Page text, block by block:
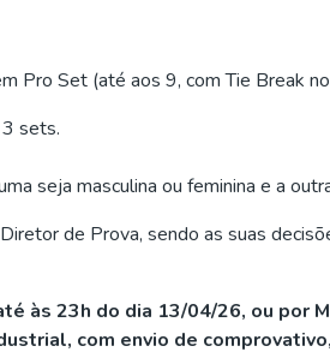
Pro Set (até aos 9, com Tie Break
sets.
seja masculina ou feminina e a
de Prova, sendo as suas
às 23h do dia 13/04/26, ou por
com envio de